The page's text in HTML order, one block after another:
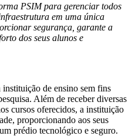
PSIM para gerenciar todos
em uma única
segurança, garante a
dos seus alunos e
de ensino sem fins
Além de receber diversas
cursos oferecidos, a instituição
proporcionando aos seus
prédio tecnológico e seguro.